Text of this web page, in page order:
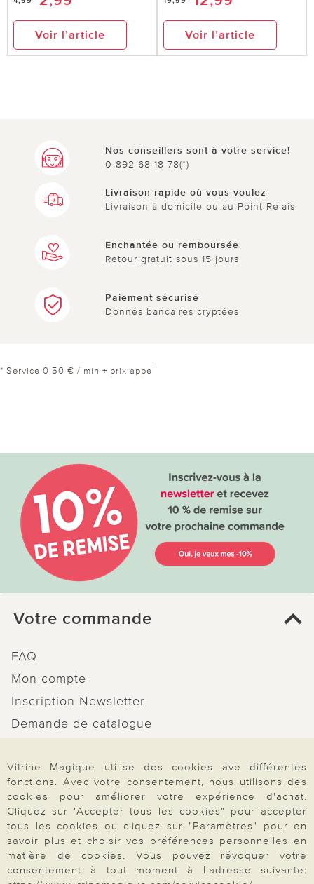
Voir l’article Voir l’article
Nos conseillers sont à votre service!
0 892 68 18 78(*)
Livraison rapide où vous voulez
Livraison à domicile ou au Point Relais
Enchantée ou remboursée
Retour gratuit sous 15 jours
Paiement sécurisé
Donnés bancaires cryptées
* Service 0,50 € / min + prix appel
Votre commande
FAQ
Mon compte
Inscription Newsletter
Demande de catalogue
Droit de rétractation
Rétractation
Paiement & Livraison
Vitrine Magique utilise des cookies ave différentes
fonctions. Avec votre consentement, nous utilisons des
cookies pour améliorer votre expérience d'achat.
Cliquez sur "Accepter tous les cookies" pour accepter
tous les cookies ou cliquez sur "Paramètres" pour en
savoir plus et choisir vos préférences personnelles en
matière de cookies. Vous pouvez révoquer votre
consentement à tout moment à l'adresse suivante: